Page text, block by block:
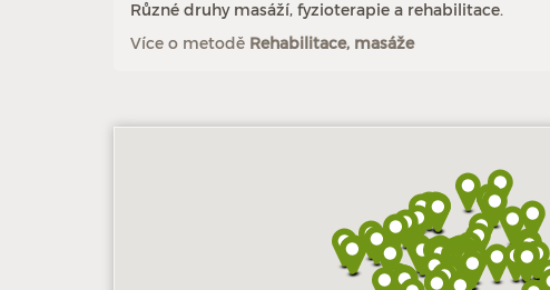
Různé druhy masáží, fyzioterapie a rehabilitace.
Více o metodě Rehabilitace, masáže